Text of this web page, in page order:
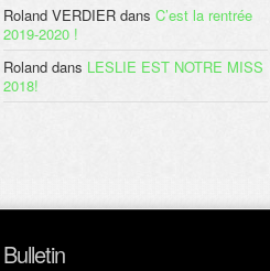
Roland VERDIER dans C’est la rentrée
2019-2020 !
Roland dans LESLIE EST NOTRE MISS
2018!
Bulletin